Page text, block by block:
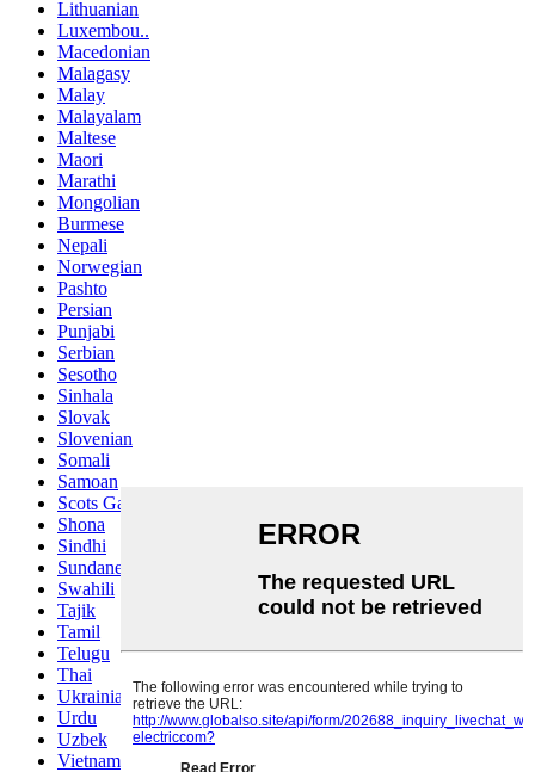
Lithuanian
Luxembou..
Macedonian
Malagasy
Malay
Malayalam
Maltese
Maori
Marathi
Mongolian
Burmese
Nepali
Norwegian
Pashto
Persian
Punjabi
Serbian
Sesotho
Sinhala
Slovak
Slovenian
Somali
Samoan
Scots Gaelic
Shona
Sindhi
Sundanese
Swahili
Tajik
Tamil
Telugu
Thai
Ukrainian
Urdu
Uzbek
Vietnamese